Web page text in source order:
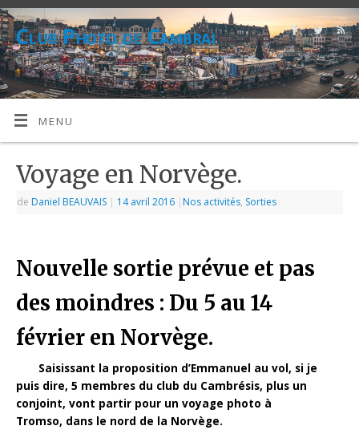
Club Photo de Cambrai
CPC
MENU
Voyage en Norvège.
de Daniel BEAUVAIS | 14 avril 2016 | Nos activités, Sorties
Nouvelle sortie prévue et pas
des moindres : Du 5 au 14
février en Norvège.
Saisissant la proposition d’Emmanuel au vol, si je
puis dire, 5 membres du club du Cambrésis, plus un
conjoint, vont partir pour un voyage photo à
Tromso, dans le nord de la Norvège.